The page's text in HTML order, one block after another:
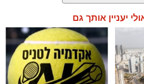
, הילולא
יעניין אותך גם